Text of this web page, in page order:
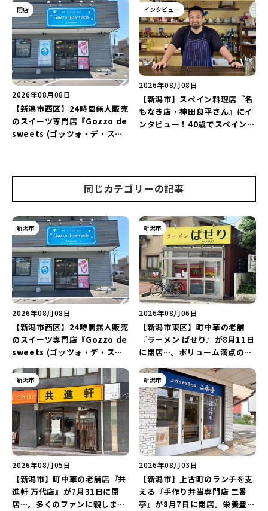
トグラファー」など要チェック
♪
「抗酸化☆レモンチキンカレ
ー」と「美容と健康を考えたプ
レートランチ」を実食レポート
♪
閉店
2026年08月08日
【新潟市西区】24時間無人販売
のスイーツ専門店『Gozzo de
sweets (ゴッツォ・デ・スイ
インタビュー
2026年08月08日
【新潟市】スペイン料理店『名
もなき店・神田良平さん』にイ
ンタビュー！40歳でスペインへ
同じカテゴリーの記事
新潟市
2026年08月08日
【新潟市西区】24時間無人販売
のスイーツ専門店『Gozzo de
sweets (ゴッツォ・デ・スイ
店…。一部商品は姉妹店で販売
継続！
新潟市
2026年08月06日
【新潟市東区】町中華の老舗
『ラーメン ぱせり』が8月11日
に閉店…。ボリューム満点の名
新潟市
2026年08月05日
【新潟市】町中華の老舗店『共
進軒 万代店』が7月31日に閉
店…。多くのファンに親しまれ
新潟市
2026年08月03日
【新潟市】上古町のランチを支
える『手作り弁当専門店 二番
亭』が8月7日に閉店。栄養豊富